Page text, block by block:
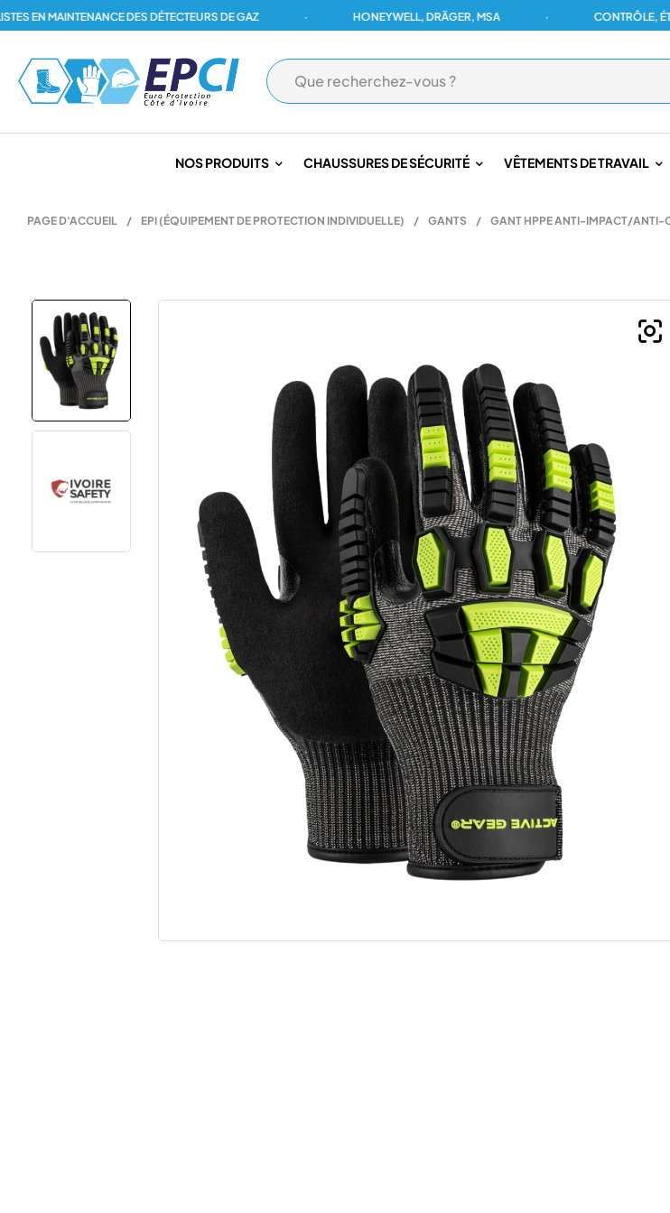
MAINTENANCE DES DÉTECTEURS DE GAZ HONEYWELL, DRÄGER, MSA CONTRÔLE,
NOS PRODUITS CHAUSSURES DE SÉCURITÉ VÊTEMENTS DE TRAVAIL
PAGE D'ACCUEIL / EPI (ÉQUIPEMENT DE PROTECTION INDIVIDUELLE) / GANTS / GANT HPPE ANTI-IMPACT/ANTI-